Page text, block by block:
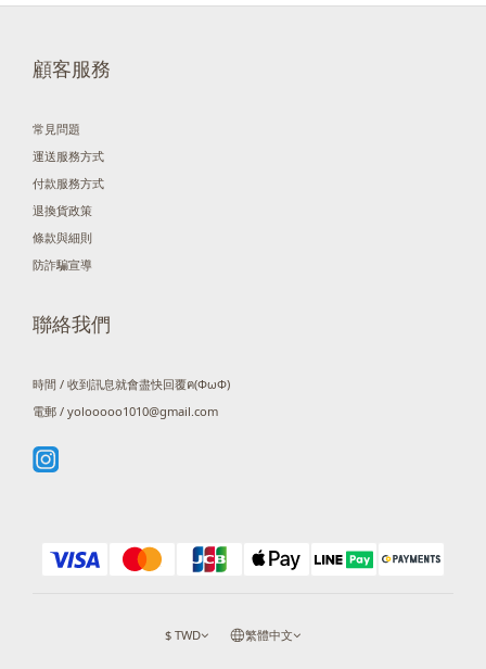
顧客服務
常見問題
運送服務方式
付款服務方式
退換貨政策
條款與細則
防詐騙宣導
聯絡我們
時間 / 收到訊息就會盡快回覆ฅ(ΦωΦ)
電郵 / yolooooo1010@gmail.com
$ TWD 繁體中文